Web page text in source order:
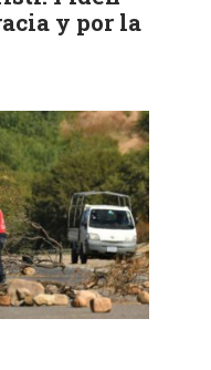
y por la